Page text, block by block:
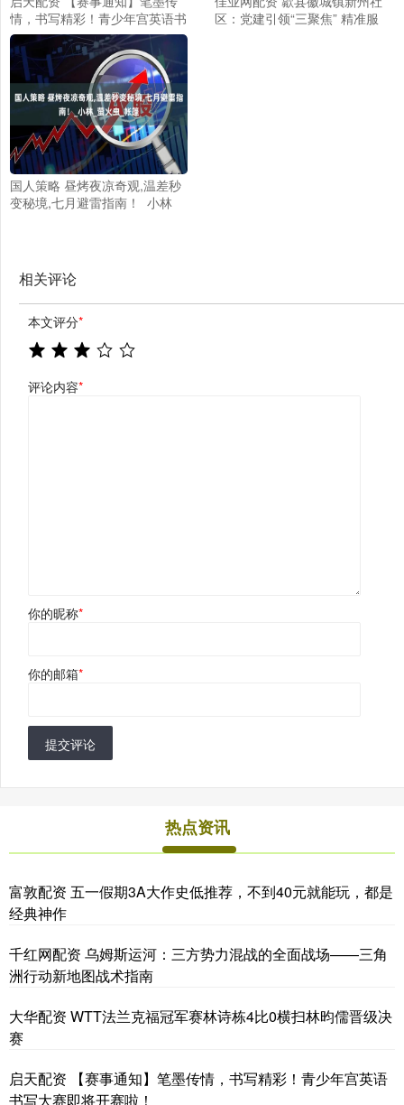
情，书写精彩！青少年宫英语书
写大赛即将开赛啦！
区：党建引领“三聚焦” 精准服
国人策略 昼烤夜凉奇观,温差秒
变秘境,七月避雷指南！_小林_
相关评论
本文评分*
评论内容*
你的昵称*
你的邮箱*
提交评论
热点资讯
富敦配资 五一假期3A大作史低推荐，不到40元就能玩，都是
经典神作
千红网配资 乌姆斯运河：三方势力混战的全面战场——三角
洲行动新地图战术指南
大华配资 WTT法兰克福冠军赛林诗栋4比0横扫林昀儒晋级决
赛
启天配资 【赛事通知】笔墨传情，书写精彩！青少年宫英语
书写大赛即将开赛啦！